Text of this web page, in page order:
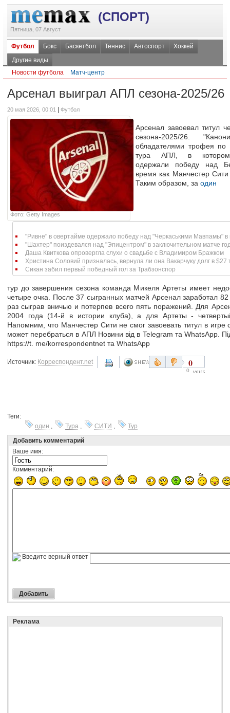
(СПОРТ)
Пятница, 07 Август
Футбол Бокс Баскетбол Теннис Автоспорт
Хоккей
Другие виды
Новости футбола
Матч-центр
Арсенал выиграл АПЛ сезона-2025/26
20 мая 2026, 00:01 Футбол
Фото: Getty Images
Арсенал завоевал титул
сезона-2025/26.
обладателями трофея по
тура АПЛ, в
одержали победу над
время как Манчестер
Таким образом, за один
"Ривне" в овертайме одержало победу над "Черкаськими Мавпамы" в
"Шахтер" поиздевался над "Эпицентром" в заключительном матче
Даша Квиткова опровергла слухи о свадьбе с Владимиром Бражком
Христина Соловий призналась, вернула ли она Вакарчуку долг в $27
Сикан забил первый победный гол за Трабзонспор
тур до завершения сезона команда Микеля Артеты имеет
четыре очка. После 37 сыгранных матчей Арсенал заработал 82
раз сыграв вничью и потерпев всего пять поражений. Для
2004 года (14-й в истории клуба), а для Артеты -
Напомним, что Манчестер Сити не смог завоевать титул в
может перебраться в АПЛ Новини від в Telegram та WhatsApp.
https://t. me/korrespondentnet та WhatsApp
Источник: Корреспондент.net 0
0
Теги:
один
Тура СИТИ
Тур
Добавить комментарий
Ваше имя:
Комментарий:
Введите верный ответ
Реклама